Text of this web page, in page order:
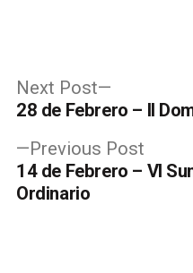
Post
navigation
Previous Post
post:
14 de Febrero – VI
Ordinario
Next Post
post:
28 de Febrero – II